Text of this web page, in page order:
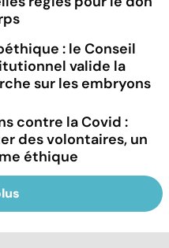
: le Conseil
valide la
sur les embryons
contre la Covid :
des volontaires, un
éthique